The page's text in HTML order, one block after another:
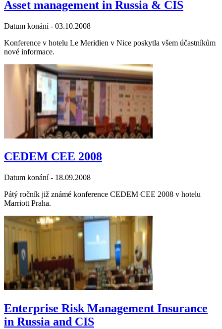
Asset management in Russia & CIS
Datum konání - 03.10.2008
Konference v hotelu Le Meridien v Nice poskytla všem účastníkům
nové informace.
CEDEM CEE 2008
Datum konání - 18.09.2008
Pátý ročník již známé konference CEDEM CEE 2008 v hotelu
Marriott Praha.
Enterprise Risk Management Insurance
in Russia and CIS